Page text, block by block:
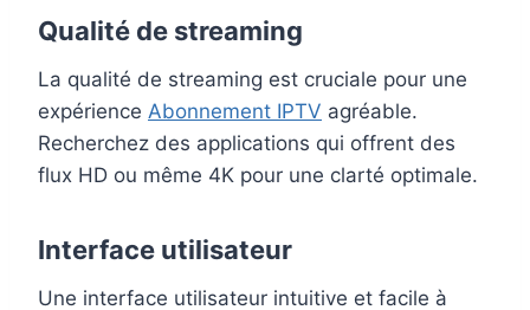
Qualité de streaming
La qualité de streaming est cruciale pour une
expérience Abonnement IPTV agréable.
Recherchez des applications qui offrent des
flux HD ou même 4K pour une clarté optimale.
Interface utilisateur
Une interface utilisateur intuitive et facile à